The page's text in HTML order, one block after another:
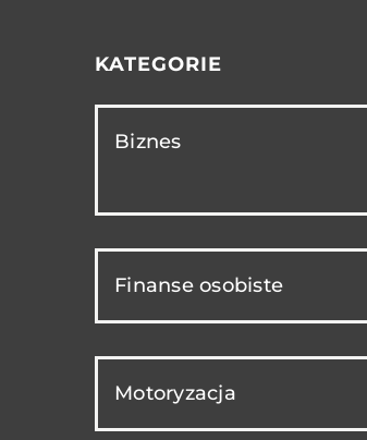
KATEGORIE
Biznes
Finanse osobiste
Motoryzacja